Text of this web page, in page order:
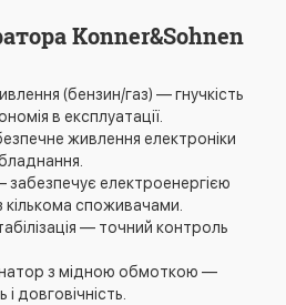
Konner&Sohnen
(бензин/газ) — гнучкість
в експлуатації.
живлення електроніки
забезпечує електроенергією
кількома споживачами.
— точний контроль
з мідною обмоткою —
довговічність.